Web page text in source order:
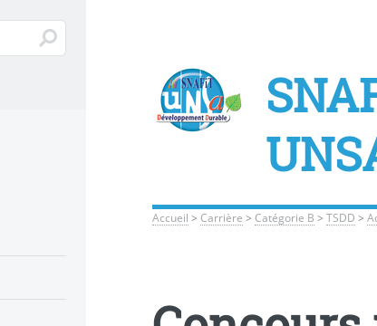
Accueil >Carrière >Catégorie B >TSDD >